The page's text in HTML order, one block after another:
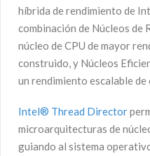
híbrida de rendimiento de
combinación de Núcleos de
núcleo de CPU de mayor
construido, y Núcleos
un rendimiento escalable
Intel® Thread Director
microarquitecturas de
guiando al sistema